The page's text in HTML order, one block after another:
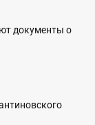
документы о